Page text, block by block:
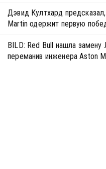
Дэвид Култхард
Martin одержит первую
BILD: Red Bull нашла замену
переманив инженера Aston